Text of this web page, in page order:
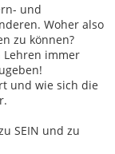
und
Woher also
zu können?
immer
und wie sich die
SEIN und zu